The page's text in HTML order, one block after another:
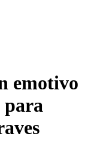
emotivo
para